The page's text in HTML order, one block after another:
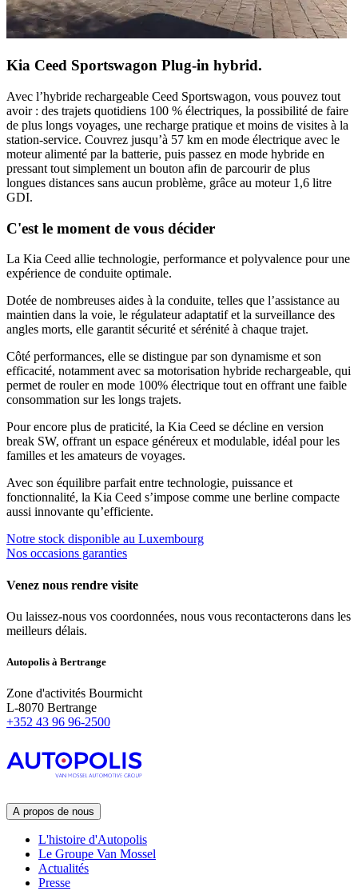
Kia Ceed Sportswagon Plug-in hybrid.
Avec l’hybride rechargeable Ceed Sportswagon, vous pouvez tout
avoir : des trajets quotidiens 100 % électriques, la possibilité de faire
de plus longs voyages, une recharge pratique et moins de visites à la
station-service. Couvrez jusqu’à 57 km en mode électrique avec le
moteur alimenté par la batterie, puis passez en mode hybride en
pressant tout simplement un bouton afin de parcourir de plus
longues distances sans aucun problème, grâce au moteur 1,6 litre
GDI.
C'est le moment de vous décider
La Kia Ceed allie technologie, performance et polyvalence pour une
expérience de conduite optimale.
Dotée de nombreuses aides à la conduite, telles que l’assistance au
maintien dans la voie, le régulateur adaptatif et la surveillance des
angles morts, elle garantit sécurité et sérénité à chaque trajet.
Côté performances, elle se distingue par son dynamisme et son
efficacité, notamment avec sa motorisation hybride rechargeable, qui
permet de rouler en mode 100% électrique tout en offrant une faible
consommation sur les longs trajets.
Pour encore plus de praticité, la Kia Ceed se décline en version
break SW, offrant un espace généreux et modulable, idéal pour les
familles et les amateurs de voyages.
Avec son équilibre parfait entre technologie, puissance et
fonctionnalité, la Kia Ceed s’impose comme une berline compacte
aussi innovante qu’efficiente.
Notre stock disponible au Luxembourg
Nos occasions garanties
Venez nous rendre visite
Ou laissez-nous vos coordonnées, nous vous recontacterons dans les
meilleurs délais.
Autopolis à Bertrange
Zone d'activités Bourmicht
L-8070 Bertrange
+352 43 96 96-2500
A propos de nous
L'histoire d'Autopolis
Le Groupe Van Mossel
Actualités
Presse